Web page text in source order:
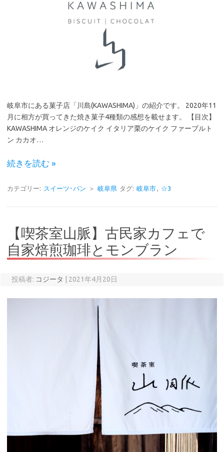
岐阜市にある菓子店「川島(KAWASHIMA)」の紹介です。 2020年11
月に相方が買ってきた焼き菓子4種類の感想を載せます。 【目次】
KAWASHIMA オレンジのケイク イタリア栗のケイク ファーブルト
ン カカオ…
続きを読む »
カテゴリー: スイーツ･パン ＞ 岐阜県 タグ: 岐阜市, ☆3
【喫茶室山脈】古民家カフェで
自家焙煎珈琲とモンブラン
投稿者: コジータ 2021年4月20日